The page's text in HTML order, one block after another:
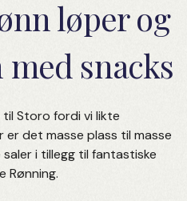
løper og
snacks
til Storo fordi vi likte
er det masse plass til masse
saler i tillegg til fantastiske
Rønning.